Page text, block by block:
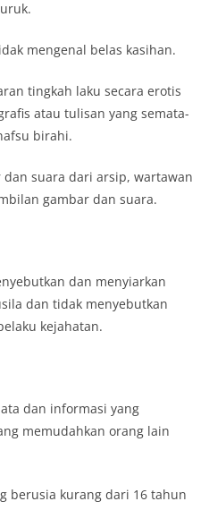
mengenal belas kasihan.
tingkah laku secara erotis
atau tulisan yang semata-
birahi.
suara dari arsip, wartawan
gambar dan suara.
dan menyiarkan
dan tidak menyebutkan
kejahatan.
dan informasi yang
memudahkan orang lain
berusia kurang dari 16 tahun